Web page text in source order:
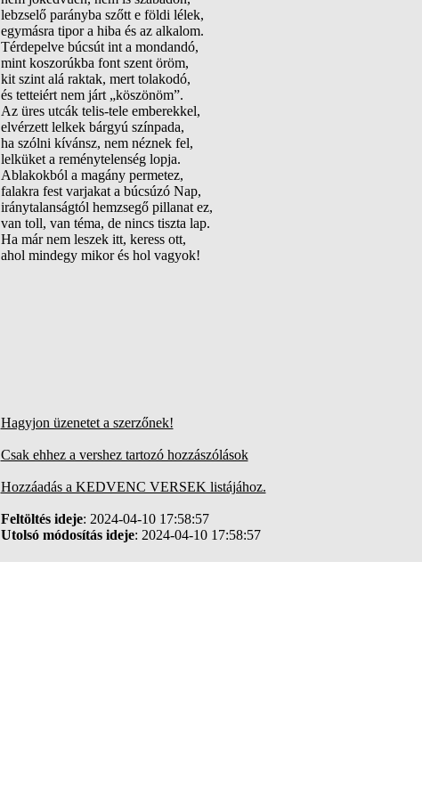
lebzselő parányba szőtt e földi lélek,
egymásra tipor a hiba és az alkalom.
Térdepelve búcsút int a mondandó,
mint koszorúkba font szent öröm,
kit szint alá raktak, mert tolakodó,
és tetteiért nem járt „köszönöm”.
Az üres utcák telis-tele emberekkel,
elvérzett lelkek bárgyú színpada,
ha szólni kívánsz, nem néznek fel,
lelküket a reménytelenség lopja.
Ablakokból a magány permetez,
falakra fest varjakat a búcsúzó Nap,
iránytalanságtól hemzsegő pillanat ez,
van toll, van téma, de nincs tiszta lap.
Ha már nem leszek itt, keress ott,
ahol mindegy mikor és hol vagyok!
Hagyjon üzenetet a szerzőnek!
Csak ehhez a vershez tartozó hozzászólások
Hozzáadás a KEDVENC VERSEK listájához.
Feltöltés ideje: 2024-04-10 17:58:57
Utolsó módosítás ideje: 2024-04-10 17:58:57